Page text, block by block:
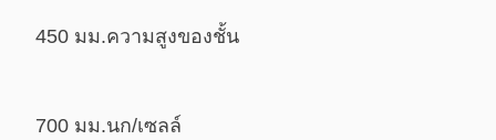
450 มม.ความสูงของชั้น
700 มม.นก/เซลล์